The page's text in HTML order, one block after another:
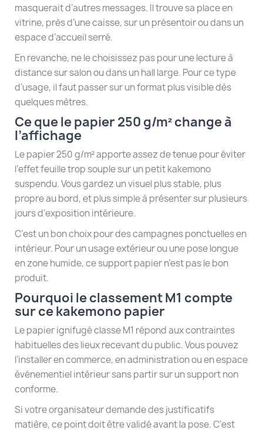
masquerait d’autres messages. Il trouve sa place en
vitrine, près d’une caisse, sur un présentoir ou dans un
espace d’accueil serré.
En revanche, ne le choisissez pas pour une lecture à
distance sur salon ou dans un hall large. Pour ce type
d’usage, il faut passer sur un format plus visible dès
quelques mètres.
Ce que le papier 250 g/m² change à
l’affichage
Le papier 250 g/m² apporte assez de tenue pour éviter
l’effet feuille trop souple sur un petit kakemono
suspendu. Vous gardez un visuel plus stable, plus
propre au bord, et plus simple à présenter sur plusieurs
jours d’exposition intérieure.
C’est un bon choix pour des campagnes ponctuelles en
intérieur. Pour un usage extérieur ou une pose longue
en zone humide, ce support papier n’est pas le bon
produit.
Pourquoi le classement M1 compte
sur ce kakemono papier
Le papier ignifugé classe M1 répond aux contraintes
habituelles des lieux recevant du public. Vous pouvez
l’installer en commerce, en administration ou en espace
événementiel intérieur sans partir sur un support non
conforme.
Si votre organisateur demande des justificatifs
matière, ce point doit être validé avant la pose. C’est